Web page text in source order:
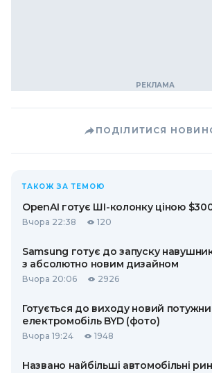
ПОДІЛИТИСЯ
ТАКОЖ ЗА ТЕМОЮ
OpenAI готує ШІ-колонку ціною
Вчора 22:38 120
Samsung готує до запуску
з абсолютно новим дизайном
Вчора 20:06 2926
Готується до виходу новий
електромобіль BYD (фото)
Вчора 19:24 1948
Названо найбільші автомобільні